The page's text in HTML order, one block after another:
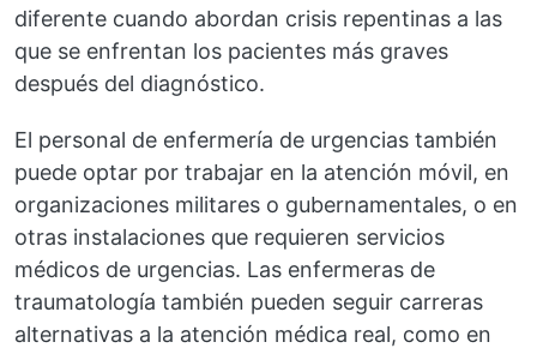
diferente cuando abordan crisis repentinas a las
que se enfrentan los pacientes más graves
después del diagnóstico.
El personal de enfermería de urgencias también
puede optar por trabajar en la atención móvil, en
organizaciones militares o gubernamentales, o en
otras instalaciones que requieren servicios
médicos de urgencias. Las enfermeras de
traumatología también pueden seguir carreras
alternativas a la atención médica real, como en